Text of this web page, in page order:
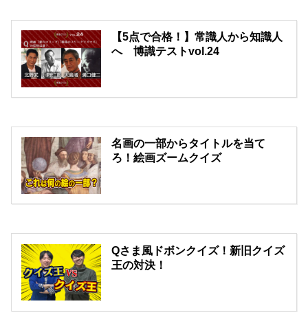
【5点で合格！】常識人から知識人
へ 博識テストvol.24
名画の一部からタイトルを当て
ろ！絵画ズームクイズ
Qさま風ドボンクイズ！新旧クイズ
王の対決！